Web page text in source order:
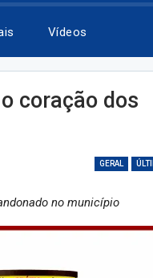
Vídeos
coração dos
GERAL
no município